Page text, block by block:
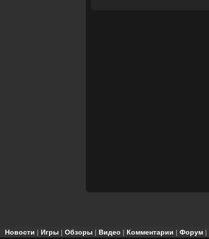
Новости | Игры | Обзоры | Видео | Комментарии | Форум |